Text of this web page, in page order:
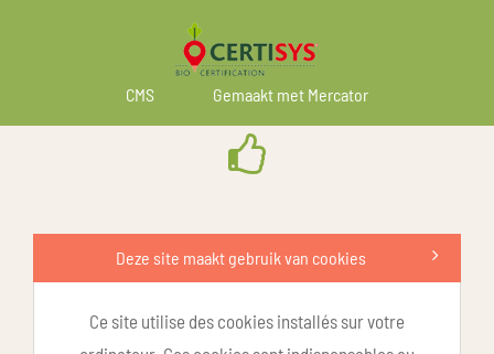
CMS Gemaakt met Mercator
Deze site maakt gebruik van cookies
Ce site utilise des cookies installés sur votre